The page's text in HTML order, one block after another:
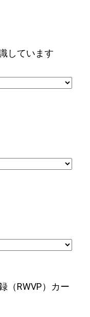
しています
（RWVP）カー